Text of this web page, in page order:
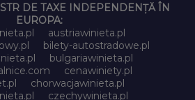
DE TAXE INDEPENDENȚĂ ÎN
EUROPA:
austriawinieta.pl
bilety-autostradowe.pl
bulgariawinieta.pl
cenawiniety.pl
chorwacjawinieta.pl
czechywinieta.pl